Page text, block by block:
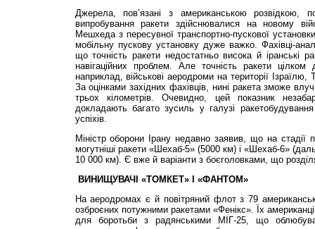
Джерела, пов’язані з американською розвідкою,
випробування ракети здійснювалися на новому
Мешхеда з пересувної транспортно-пускової
мобільну пускову установку дуже важко. Фахівці-
що точність ракети недостатньо висока й іранські
навігаційних проблем. Але точність ракети
наприклад, військові аеродроми на території Ізраїлю,
За оцінками західних фахівців, нині ракета зможе
трьох кілометрів. Очевидно, цей показник
докладають багато зусиль у галузі
успіхів.
Міністр оборони Ірану недавно заявив, що на стадії
могутніші ракети «Шехаб-5» (5000 км) і «Шехаб-6»
10 000 км). Є вже й варіанти з боєголовками, що
ВИНИЩУВАЧІ «ТОМКЕТ» І «ФАНТОМ»
На аеродромах є й повітряний флот з 79
озброєних потужними ракетами «Фенікс». Їх
для боротьби з радянськими МІГ-25, що